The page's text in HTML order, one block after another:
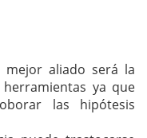
aliado será la
ya que
las hipótesis